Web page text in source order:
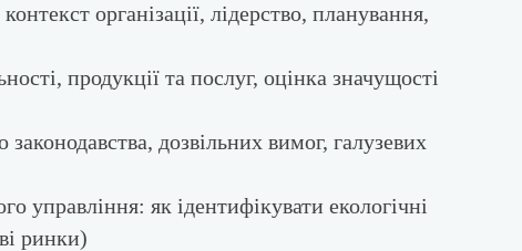
організації, лідерство, планування,
продукції та послуг, оцінка значущості
дозвільних вимог, галузевих
управління: як ідентифікувати екологічні
ринки)